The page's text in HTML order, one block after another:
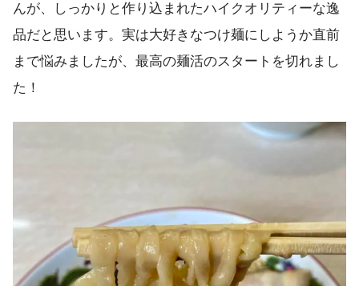
んが、しっかりと作り込まれたハイクオリティーな逸
品だと思います。実は大好きなつけ麺にしようか直前
まで悩みましたが、最高の麺活のスタートを切れまし
た！